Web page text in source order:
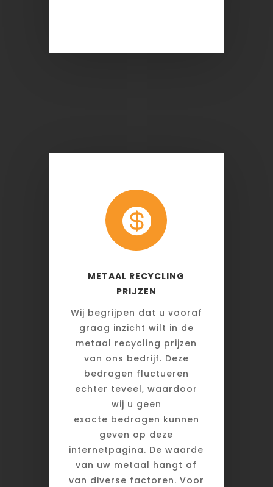

METAAL RECYCLING
PRIJZEN
Wij begrijpen dat u vooraf
graag inzicht wilt in de
metaal recycling prijzen
van ons bedrijf. Deze
bedragen fluctueren
echter teveel, waardoor
wij u geen
exacte bedragen kunnen
geven op deze
internetpagina. De waarde
van uw metaal hangt af
van diverse factoren. Voor